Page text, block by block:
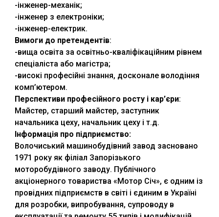
-інженер-механік;
-інженер з електроніки;
-інженер-електрик.
Вимоги до претендентів:
-вища освіта за освітньо-кваліфікаційним рівнем
спеціаліста або магістра;
-високі професійні знання, досконале володіння
комп’ютером.
Перспективи професійного росту і кар’єри:
Майстер, старший майстер, заступник
начальника цеху, начальник цеху і т.д.
Інформація про підприємство:
Волочиський машинобудівний завод засновано
1971 року як філіал Запорізького
моторобудівного заводу. Публічного
акціонерного товариства «Мотор Січ», є одним із
провідних підприємств в світі і єдиним в Україні
для розробки, випробування, супроводу в